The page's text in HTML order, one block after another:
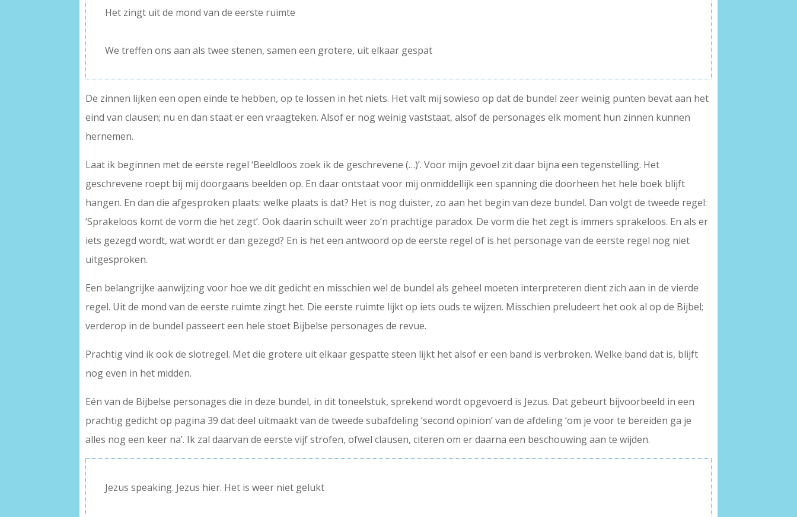
Het zingt uit de mond van de eerste ruimte
We treffen ons aan als twee stenen, samen een grotere, uit elkaar gespat
De zinnen lijken een open einde te hebben, op te lossen in het niets. Het valt mij sowieso op dat de bundel zeer weinig punten bevat aan het
eind van clausen; nu en dan staat er een vraagteken. Alsof er nog weinig vaststaat, alsof de personages elk moment hun zinnen kunnen
hernemen.
Laat ik beginnen met de eerste regel ‘Beeldloos zoek ik de geschrevene (…)’. Voor mijn gevoel zit daar bijna een tegenstelling. Het
geschrevene roept bij mij doorgaans beelden op. En daar ontstaat voor mij onmiddellijk een spanning die doorheen het hele boek blijft
hangen. En dan die afgesproken plaats: welke plaats is dat? Het is nog duister, zo aan het begin van deze bundel. Dan volgt de tweede regel:
‘Sprakeloos komt de vorm die het zegt’. Ook daarin schuilt weer zo’n prachtige paradox. De vorm die het zegt is immers sprakeloos. En als er
iets gezegd wordt, wat wordt er dan gezegd? En is het een antwoord op de eerste regel of is het personage van de eerste regel nog niet
uitgesproken.
Een belangrijke aanwijzing voor hoe we dit gedicht en misschien wel de bundel als geheel moeten interpreteren dient zich aan in de vierde
regel. Uit de mond van de eerste ruimte zingt het. Die eerste ruimte lijkt op iets ouds te wijzen. Misschien preludeert het ook al op de Bijbel;
verderop in de bundel passeert een hele stoet Bijbelse personages de revue.
Prachtig vind ik ook de slotregel. Met die grotere uit elkaar gespatte steen lijkt het alsof er een band is verbroken. Welke band dat is, blijft
nog even in het midden.
Eén van de Bijbelse personages die in deze bundel, in dit toneelstuk, sprekend wordt opgevoerd is Jezus. Dat gebeurt bijvoorbeeld in een
prachtig gedicht op pagina 39 dat deel uitmaakt van de tweede subafdeling ‘second opinion’ van de afdeling ‘om je voor te bereiden ga je
alles nog een keer na’. Ik zal daarvan de eerste vijf strofen, ofwel clausen, citeren om er daarna een beschouwing aan te wijden.
Jezus speaking. Jezus hier. Het is weer niet gelukt